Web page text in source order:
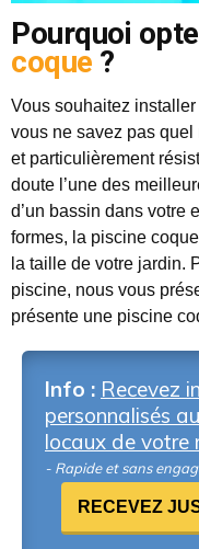
Pourquoi
coque ?
Vous souhaitez
vous ne savez pas
et particulièrement
doute l’une des
d’un bassin dans votre
formes, la piscine
la taille de votre jardin.
piscine, nous vous
présente une piscine
Info : Recevez
personnalisés
locaux de votre
- Rapide et sans
RECEVEZ